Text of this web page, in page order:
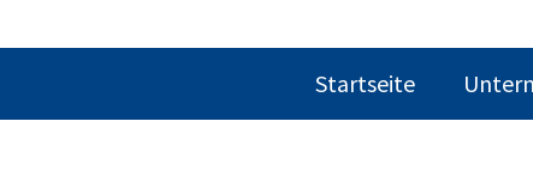
Startseite